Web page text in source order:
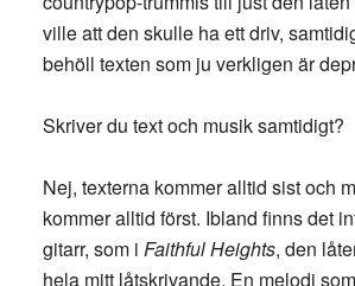
ville att den skulle ha ett driv,
behöll texten som ju verkligen är
Skriver du text och musik samtidigt?
Nej, texterna kommer alltid sist och
kommer alltid först. Ibland finns det
gitarr, som i Faithful Heights, den
hela mitt låtskrivande. En melodi